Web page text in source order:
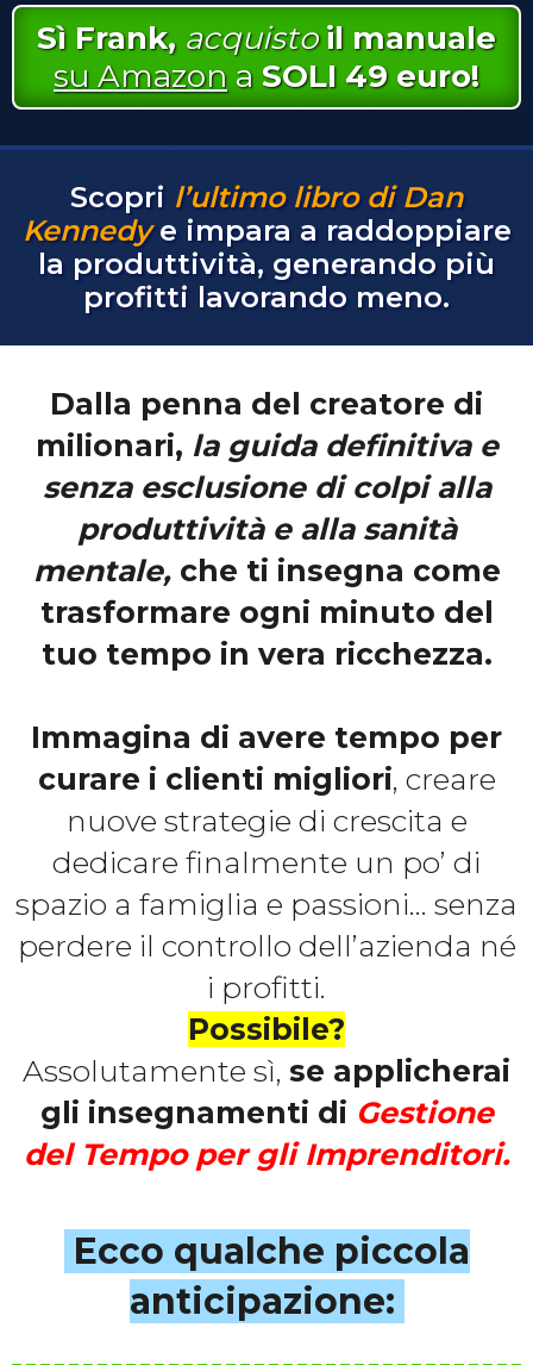
Sì Frank, acquistoil manuale
su Amazon a SOLI 49 euro!
Scopri l’ultimo libro diDan
Kennedy e impara a raddoppiare
la produttività, generando più
profitti lavorando meno.
Dalla penna del creatore di
milionari, la guida definitiva e
senza esclusione di colpi alla
produttività e alla sanità
mentale,che ti insegna come
trasformare ogni minuto del
tuo tempo in vera ricchezza.
Immagina di avere tempo per
curare i clienti migliori, creare
nuove strategie di crescita e
dedicare finalmente un po’ di
spazio a famiglia e passioni… senza
perdere il controllo dell’azienda né
i profitti.
Possibile?
Assolutamente sì, se applicherai
gli insegnamenti di Gestione
del Tempo per gli Imprenditori.
Ecco qualche piccola
anticipazione: